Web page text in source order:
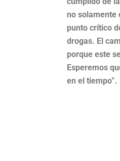
no solamente
punto crítico
drogas. El
porque este
Esperemos
en el tiempo”.